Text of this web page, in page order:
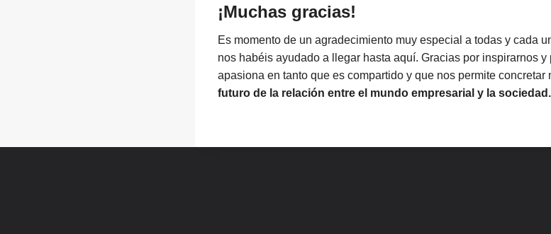
¡Muchas gracias!
Es momento de un agradecimiento muy especial a todas y cada
nos habéis ayudado a llegar hasta aquí. Gracias por inspirarnos
apasiona en tanto que es compartido y que nos permite concretar
futuro de la relación entre el mundo empresarial y la sociedad .